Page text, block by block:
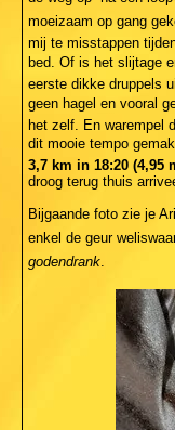
moeizaam op gang
mij te misstappen
bed. Of is het slijtage
eerste dikke druppels
geen hagel en vooral
het zelf. En warempel
dit mooie tempo
3,7 km in 18:20 (4,95
droog terug thuis
Bijgaande foto zie je
enkel de geur
godendrank.